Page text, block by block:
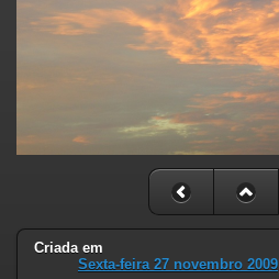
Criada em
Sexta-feira 27 novembro 2009